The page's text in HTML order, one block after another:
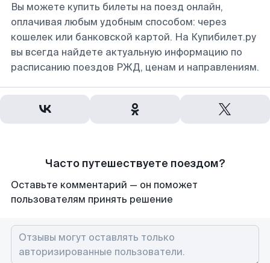
Вы можете купить билеты на поезд онлайн,
оплачивая любым удобным способом: через
кошелек или банковской картой. На Купибилет.ру
вы всегда найдете актуальную информацию по
расписанию поездов РЖД, ценам и направлениям.
Часто путешествуете поездом?
Оставьте комментарий — он поможет
пользователям принять решение